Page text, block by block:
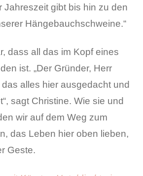
Jahreszeit gibt bis hin zu den
Hängebauchschweine.“
dass all das im Kopf eines
ist. „Der Gründer, Herr
alles hier ausgedacht und
sagt Christine. Wie sie und
wir auf dem Weg zum
das Leben hier oben lieben,
Geste.